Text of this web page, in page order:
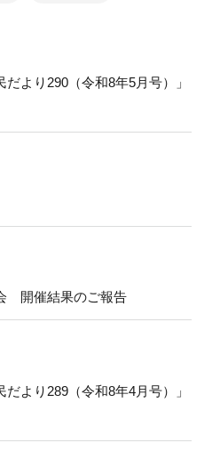
より290（令和8年5月号）」
開催結果のご報告
より289（令和8年4月号）」